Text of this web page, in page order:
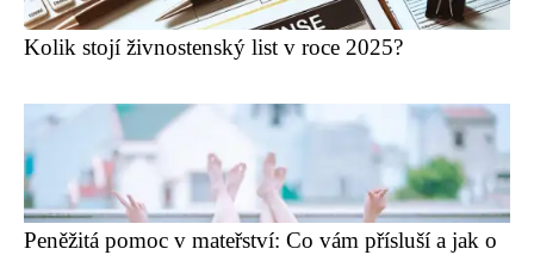
Kolik stojí živnostenský list v roce 2025?
Peněžitá pomoc v mateřství: Co vám přísluší a jak o